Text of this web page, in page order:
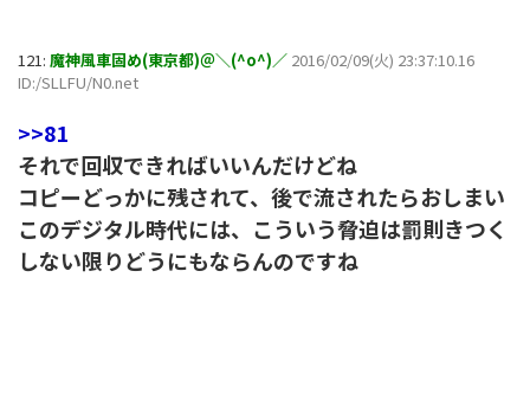
121: 魔神風車固め(東京都)＠＼(^o^)／ 2016/02/09(火) 23:37:10.16
ID:/SLLFU/N0.net
>>81
それで回収できればいいんだけどね
コピーどっかに残されて、後で流されたらおしまい
このデジタル時代には、こういう脅迫は罰則きつく
しない限りどうにもならんのですね